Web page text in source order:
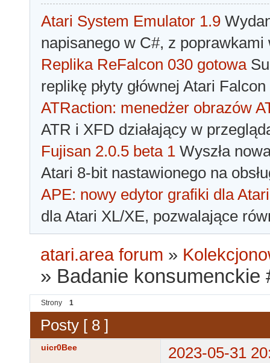
Atari System Emulator 1.9
napisanego w C#, z poprawkami
Replika ReFalcon 030 gotowa
replikę płyty głównej Atari
ATRaction: menedżer obrazów
ATR i XFD działający w
Fujisan 2.0.5 beta 1 Wyszła
Atari 8-bit nastawionego na
APE: nowy edytor grafiki dla Atari
dla Atari XL/XE, pozwalające
atari.area forum »
» Badanie konsumenckie
Strony 1
Posty [ 8 ]
uicr0Bee
2023-05-31